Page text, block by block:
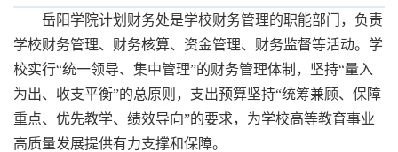
岳阳学院计划财务处是学校财务管理的职能部门，负责
学校财务管理、财务核算、资金管理、财务监督等活动。学
校实行“统一领导、集中管理”的财务管理体制，坚持“量入
为出、收支平衡”的总原则，支出预算坚持“统筹兼顾、保障
重点、优先教学、绩效导向”的要求，为学校高等教育事业
高质量发展提供有力支撑和保障。